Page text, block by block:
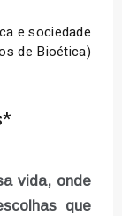
e sociedade
de Bioética)
vida, onde
que